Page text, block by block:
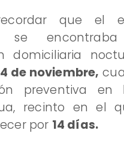
que el
se encontraba
domiciliaria
4 de noviembre,
preventiva en
recinto en el
por 14 días.